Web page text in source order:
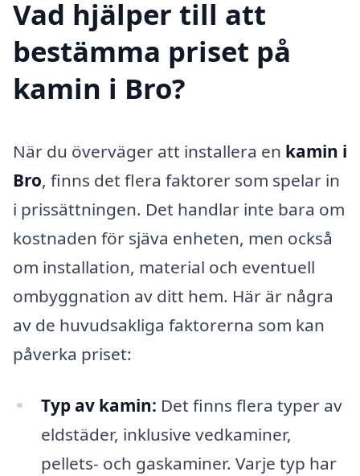
Vad hjälper till att
bestämma priset på
kamin i Bro?
När du överväger att installera en kamin i
Bro, finns det flera faktorer som spelar in
i prissättningen. Det handlar inte bara om
kostnaden för sjäva enheten, men också
om installation, material och eventuell
ombyggnation av ditt hem. Här är några
av de huvudsakliga faktorerna som kan
påverka priset:
Typ av kamin: Det finns flera typer av
eldstäder, inklusive vedkaminer,
pellets- och gaskaminer. Varje typ har